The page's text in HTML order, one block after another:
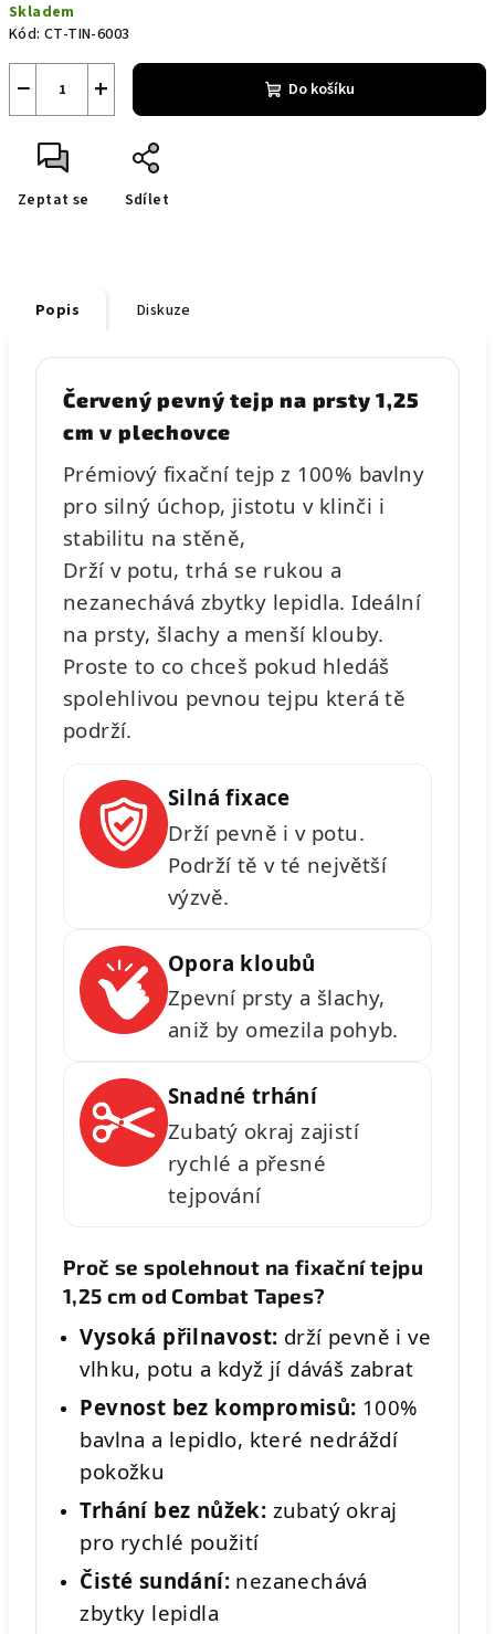
cena:
Skladem
Kód: CT-TIN-6003
+
− Do košíku
Zeptat se Sdílet
Popis Diskuze
Červený pevný tejp na prsty 1,25
cm v plechovce
Prémiový fixační tejp z 100% bavlny
pro silný úchop, jistotu v klinči i
stabilitu na stěně,
Drží v potu, trhá se rukou a
nezanechává zbytky lepidla. Ideální
na prsty, šlachy a menší klouby.
Proste to co chceš pokud hledáš
spolehlivou pevnou tejpu která tě
podrží.
Silná fixace
Drží pevně i v potu.
Podrží tě v té největší
výzvě.
Opora kloubů
Zpevní prsty a šlachy,
aniž by omezila pohyb.
Snadné trhání
Zubatý okraj zajistí
rychlé a přesné
tejpování
Proč se spolehnout na fixační tejpu
1,25 cm od Combat Tapes?
Vysoká přilnavost: drží pevně i ve
vlhku, potu a když jí dáváš zabrat
Pevnost bez kompromisů: 100%
bavlna a lepidlo, které nedráždí
pokožku
Trhání bez nůžek: zubatý okraj
pro rychlé použití
Čisté sundání: nezanechává
zbytky lepidla